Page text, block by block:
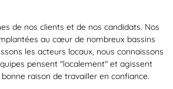
de nos clients et de nos candidats. Nos
au cœur de nombreux bassins
les acteurs locaux, nous connaissons
pensent "localement" et agissent
raison de travailler en confiance.